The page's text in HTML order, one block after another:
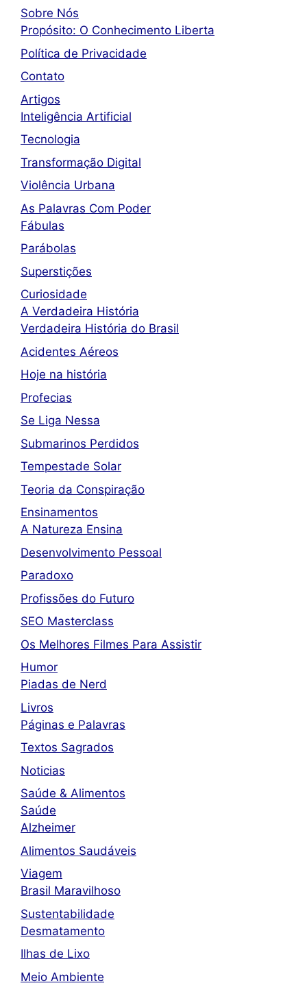
Sobre Nós
Propósito: O Conhecimento Liberta
Política de Privacidade
Contato
Artigos
Inteligência Artificial
Tecnologia
Transformação Digital
Violência Urbana
As Palavras Com Poder
Fábulas
Parábolas
Superstições
Curiosidade
A Verdadeira História
Verdadeira História do Brasil
Acidentes Aéreos
Hoje na história
Profecias
Se Liga Nessa
Submarinos Perdidos
Tempestade Solar
Teoria da Conspiração
Ensinamentos
A Natureza Ensina
Desenvolvimento Pessoal
Paradoxo
Profissões do Futuro
SEO Masterclass
Os Melhores Filmes Para Assistir
Humor
Piadas de Nerd
Livros
Páginas e Palavras
Textos Sagrados
Noticias
Saúde & Alimentos
Saúde
Alzheimer
Alimentos Saudáveis
Viagem
Brasil Maravilhoso
Sustentabilidade
Desmatamento
Ilhas de Lixo
Meio Ambiente